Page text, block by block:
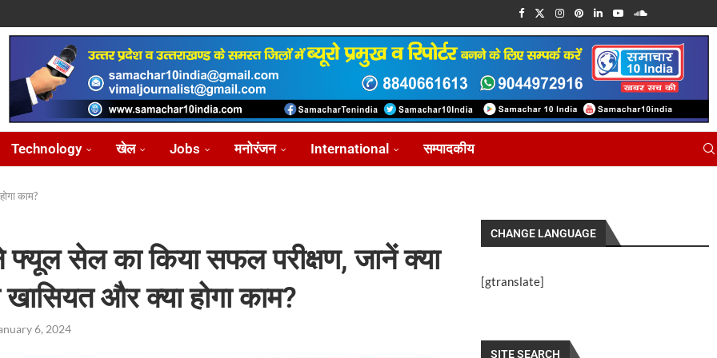
Technology खेल Jobs मनोरंजन International सम्पादकीय
काम?
फ्यूल सेल का किया सफल परीक्षण, जानें क्या
और क्या होगा काम?
6, 2024
CHANGE LANGUAGE
[gtranslate]
SITE SEARCH